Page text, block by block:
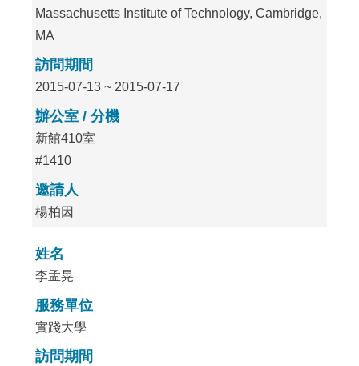
Massachusetts Institute of Technology, Cambridge,
MA
訪問期間
2015-07-13 ~ 2015-07-17
辦公室 / 分機
新館410室
#1410
邀請人
楊柏因
姓名
李孟晃
服務單位
實踐大學
訪問期間